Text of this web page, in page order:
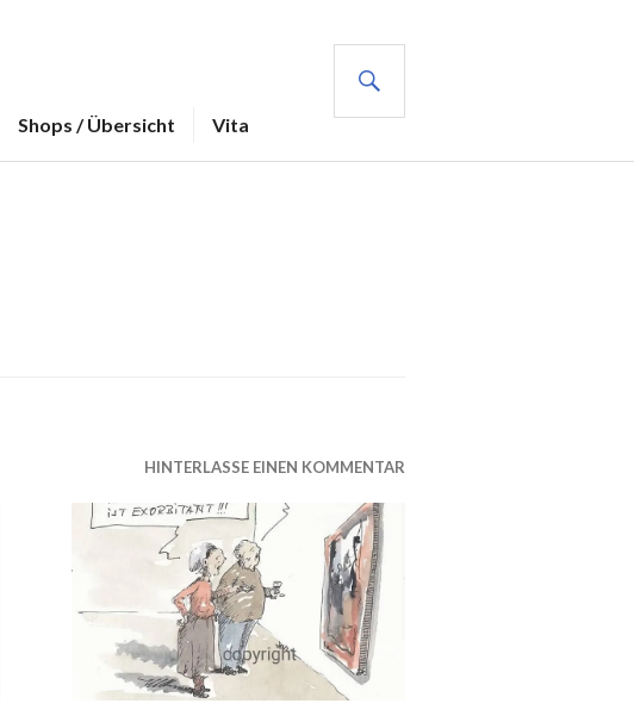
Shops / Übersicht Vita
HINTERLASSE EINEN KOMMENTAR